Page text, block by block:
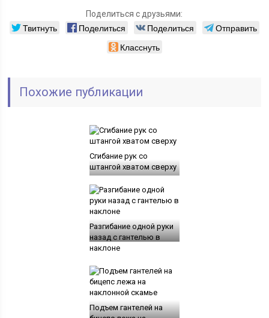
Поделиться с друзьями:
Твитнуть Поделиться Поделиться
Отправить
Класснуть
Похожие публикации
Сгибание рук со
штангой хватом сверху
Разгибание одной руки
назад с гантелью в
наклоне
Подъем гантелей на